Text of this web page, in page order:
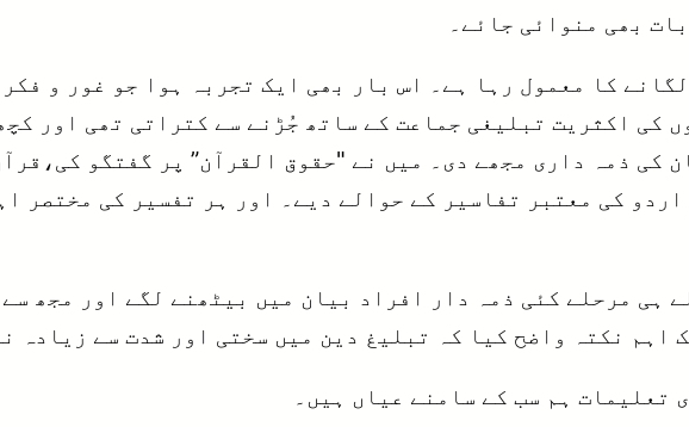
بھی منوائی جائے۔
کا معمول رہا ہے۔ اس بار بھی ایک تجربہ ہوا جو غور و
کی اکثریت تبلیغی جماعت کے ساتھ جُڑنے سے کتراتی تھی اور
کی ذمہ داری مجھے دی۔ میں نے "حقوق القرآن” پر گفتگو
کی معتبر تفاسیر کے حوالے دیے۔ اور ہر تفسیر کی مختصر
ہی مرحلے کئی ذمہ دار افراد بیان میں بیٹھنے لگے اور مجھ
اہم نکتہ واضح کیا کہ تبلیغ دین میں سختی اور شدت سے زیادہ
تعلیمات ہم سب کے سامنے عیاں ہیں۔